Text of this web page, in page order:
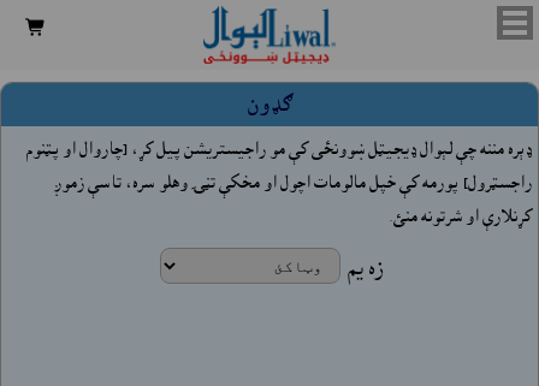

ګډون
ډېره مننه چې لېوال ډيجيټل ښوونځى کې مو راجيستريشن پيل کړ، [چاروال او پټنوم
راجسټرول] پورمه کې خپل مالومات اچول او مخکې تڼۍ وهلو سره، تاسې زموږ
کړنلارې او شرتونه منئ.
زه يم